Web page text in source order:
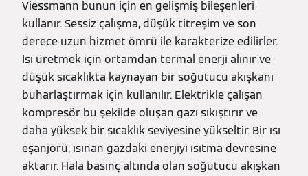
Viessmann bunun için en gelişmiş bileşenleri
kullanır. Sessiz çalışma, düşük titreşim ve son
derece uzun hizmet ömrü ile karakterize edilirler.
Isı üretmek için ortamdan termal enerji alınır ve
düşük sıcaklıkta kaynayan bir soğutucu akışkanı
buharlaştırmak için kullanılır. Elektrikle çalışan
kompresör bu şekilde oluşan gazı sıkıştırır ve
daha yüksek bir sıcaklık seviyesine yükseltir. Bir ısı
eşanjörü, ısınan gazdaki enerjiyi ısıtma devresine
aktarır. Hala basınç altında olan soğutucu akışkan